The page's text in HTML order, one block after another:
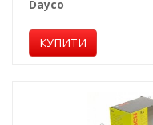
Dayco
КУПИТИ